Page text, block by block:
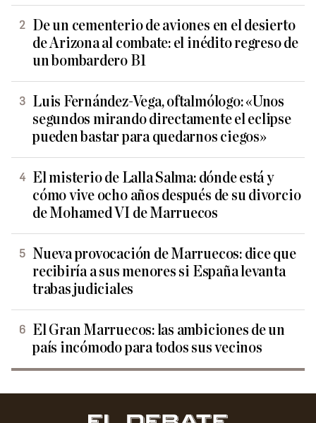
De un cementerio de aviones en el desierto
de Arizona al combate: el inédito regreso de
un bombardero B1
Luis Fernández-Vega, oftalmólogo: «Unos
segundos mirando directamente el eclipse
pueden bastar para quedarnos ciegos»
El misterio de Lalla Salma: dónde está y
cómo vive ocho años después de su divorcio
de Mohamed VI de Marruecos
Nueva provocación de Marruecos: dice que
recibiría a sus menores si España levanta
trabas judiciales
El Gran Marruecos: las ambiciones de un
país incómodo para todos sus vecinos